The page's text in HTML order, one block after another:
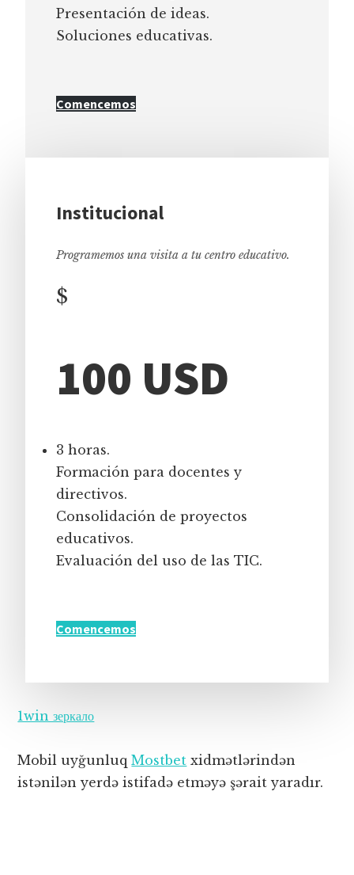
Presentación de ideas.
Soluciones educativas.
Comencemos
Institucional
Programemos una visita a tu centro educativo.
$
100 USD
3 horas.
Formación para docentes y
directivos.
Consolidación de proyectos
educativos.
Evaluación del uso de las TIC.
Comencemos
1win зеркало
Mobil uyğunluqMostbet xidmətlərindən
istənilən yerdə istifadə etməyə şərait yaradır.